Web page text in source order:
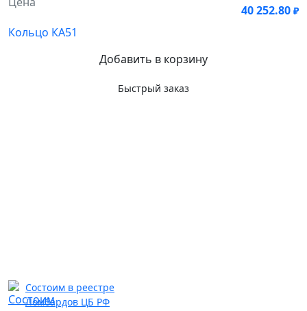
40 252.80 ₽
Кольцо КА51
Добавить в корзину
Быстрый заказ
Состоим в реестре
Ломбардов ЦБ РФ